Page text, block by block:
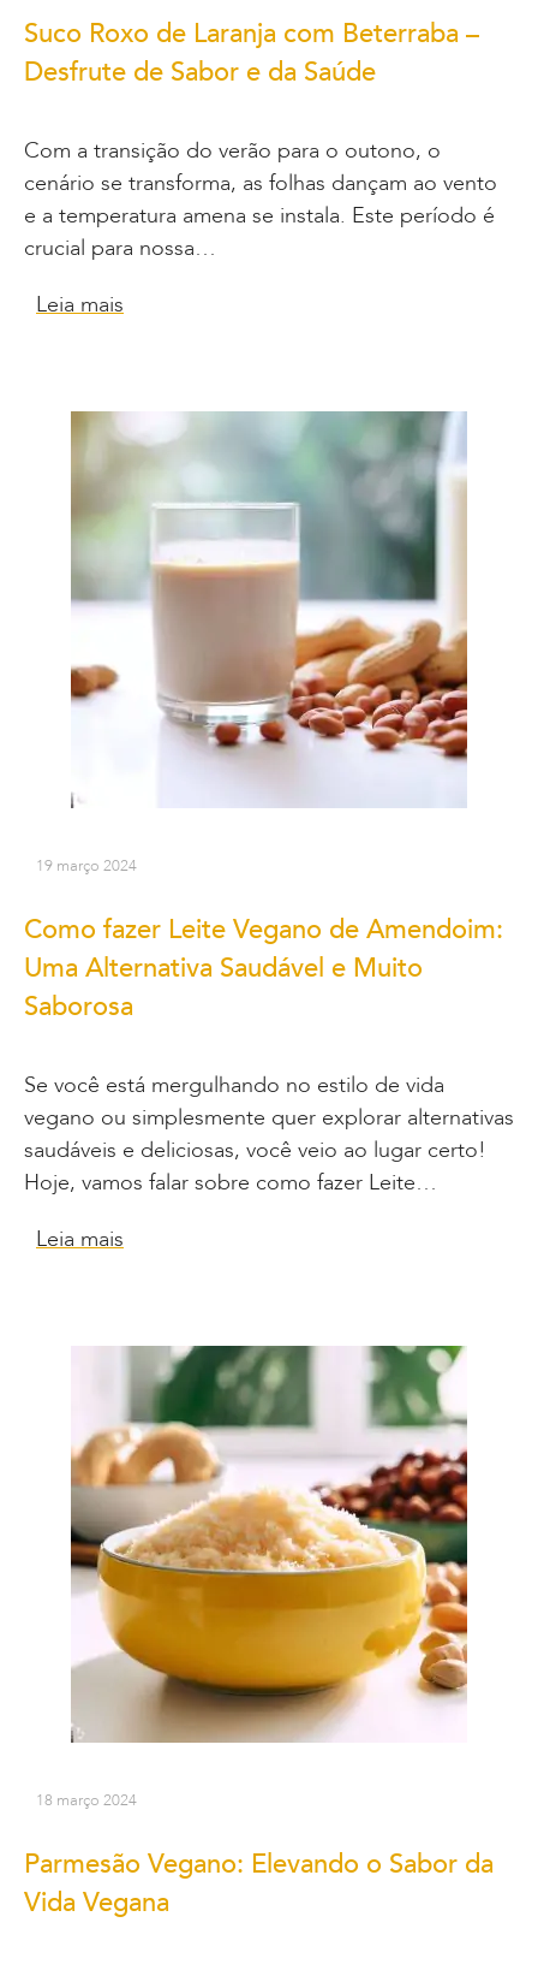
Suco Roxo de Laranja com Beterraba –
Desfrute de Sabor e da Saúde
Com a transição do verão para o outono, o
cenário se transforma, as folhas dançam ao vento
e a temperatura amena se instala. Este período é
crucial para nossa…
Leia mais
19 março 2024
Como fazer Leite Vegano de Amendoim:
Uma Alternativa Saudável e Muito
Saborosa
Se você está mergulhando no estilo de vida
vegano ou simplesmente quer explorar alternativas
saudáveis e deliciosas, você veio ao lugar certo!
Hoje, vamos falar sobre como fazer Leite…
Leia mais
18 março 2024
Parmesão Vegano: Elevando o Sabor da
Vida Vegana